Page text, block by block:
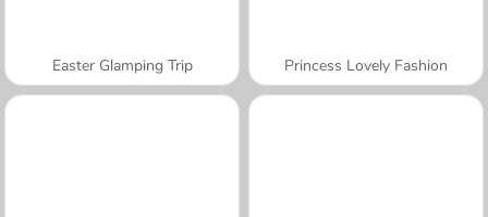
Easter Glamping Trip Princess Lovely Fashion